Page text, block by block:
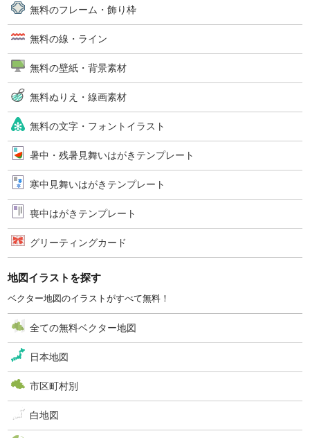
無料のフレーム・飾り枠
無料の線・ライン
無料の壁紙・背景素材
無料ぬりえ・線画素材
無料の文字・フォントイラスト
暑中・残暑見舞いはがきテンプレート
寒中見舞いはがきテンプレート
喪中はがきテンプレート
グリーティングカード
地図イラストを探す
ベクター地図のイラストがすべて無料！
全ての無料ベクター地図
日本地図
市区町村別
白地図